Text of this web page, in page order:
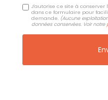
J'autorise ce site à
dans ce formulaire pour
demande. (Aucune
données conservées. Voir notre